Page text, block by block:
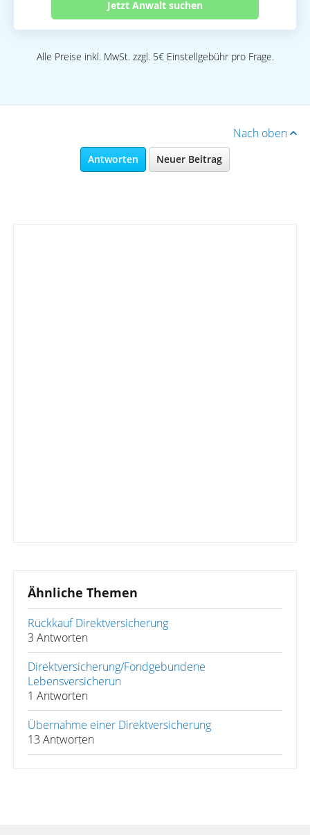
Jetzt Anwalt suchen
Alle Preise inkl. MwSt. zzgl. 5€ Einstellgebühr pro Frage.
Nach oben
Antworten Neuer Beitrag
Ähnliche Themen
Rückkauf Direktversicherung
3 Antworten
Direktversicherung/Fondgebundene
Lebensversicherun
1 Antworten
Übernahme einer Direktversicherung
13 Antworten